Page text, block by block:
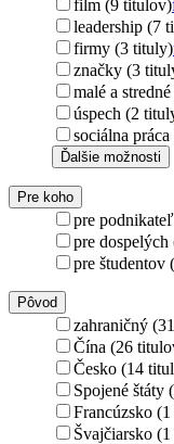
film (9 titulov)
leadership (7
firmy (3 tituly)
značky (3
malé a
úspech (2
sociálna
Ďalšie možnosti
Pre koho
pre
pre
pre študentov
Pôvod
zahraničný
Čína (26
Česko (14
Spojené štáty
Francúzsko
Švajčiarsko